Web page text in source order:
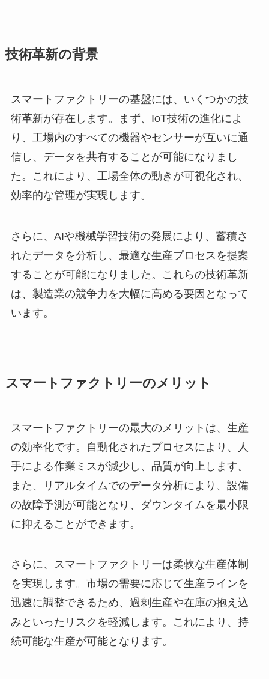
技術革新の背景
スマートファクトリーの基盤には、いくつかの技
術革新が存在します。まず、IoT技術の進化によ
り、工場内のすべての機器やセンサーが互いに通
信し、データを共有することが可能になりまし
た。これにより、工場全体の動きが可視化され、
効率的な管理が実現します。
さらに、AIや機械学習技術の発展により、蓄積さ
れたデータを分析し、最適な生産プロセスを提案
することが可能になりました。これらの技術革新
は、製造業の競争力を大幅に高める要因となって
います。
スマートファクトリーのメリット
スマートファクトリーの最大のメリットは、生産
の効率化です。自動化されたプロセスにより、人
手による作業ミスが減少し、品質が向上します。
また、リアルタイムでのデータ分析により、設備
の故障予測が可能となり、ダウンタイムを最小限
に抑えることができます。
さらに、スマートファクトリーは柔軟な生産体制
を実現します。市場の需要に応じて生産ラインを
迅速に調整できるため、過剰生産や在庫の抱え込
みといったリスクを軽減します。これにより、持
続可能な生産が可能となります。